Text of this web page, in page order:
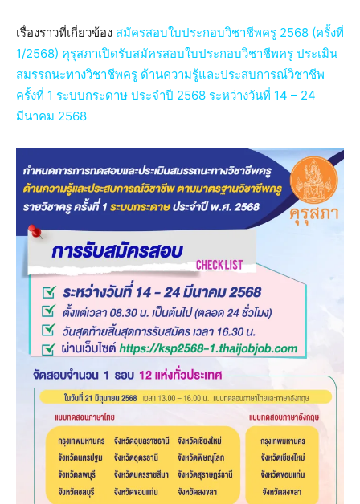
เรื่องราวที่เกี่ยวข้อง สมัครสอบใบประกอบวิชาชีพครู 2568 (ครั้งที่
1/2568) คุรุสภาเปิดรับสมัครสอบใบประกอบวิชาชีพครู ประเมิน
สมรรถนะทางวิชาชีพครู ด้านความรู้และประสบการณ์วิชาชีพ
ครั้งที่ 1 ระบบกระดาษ ประจำปี 2568 ระหว่างวันที่ 14 – 24
มีนาคม 2568